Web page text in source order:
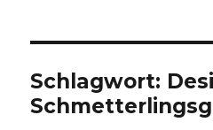
Schlagwort: